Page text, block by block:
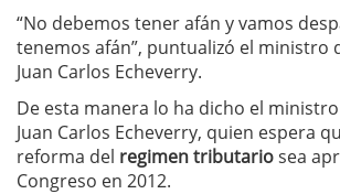
“No debemos tener afán y vamos
tenemos afán”, puntualizó el ministro
Juan Carlos Echeverry.
De esta manera lo ha dicho el
Juan Carlos Echeverry, quien espera
reforma del regimen tributariosea
Congreso en 2012.